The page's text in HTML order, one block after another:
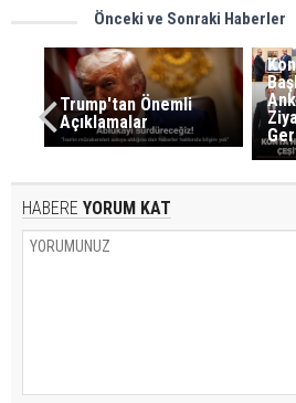
Önceki ve Sonraki Haberler
Trump'tan Önemli
Açıklamalar
HABERE YORUM KAT